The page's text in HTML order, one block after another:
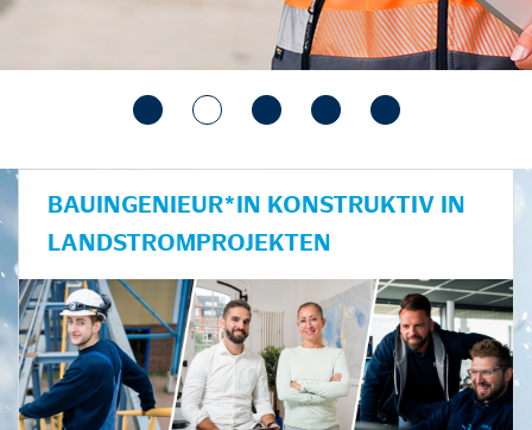
BAUINGENIEUR*IN KONSTRUKTIV IN
LANDSTROMPROJEKTEN